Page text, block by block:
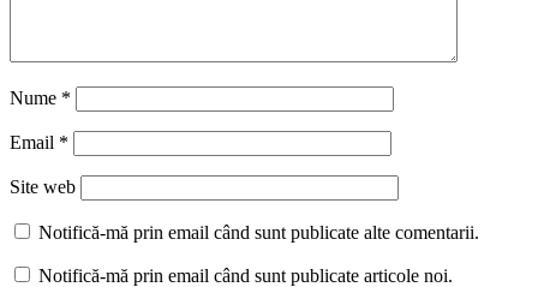
Nume *
Email *
Site web
Notifică-mă prin email când sunt publicate alte comentarii.
Notifică-mă prin email când sunt publicate articole noi.